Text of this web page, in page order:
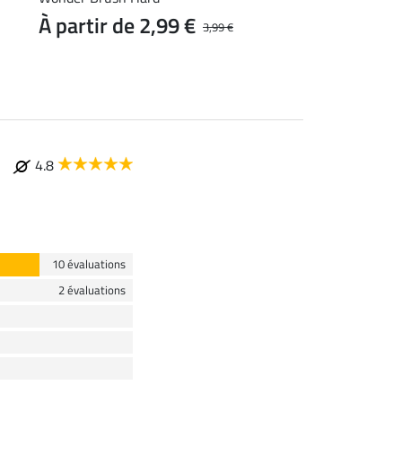
3,99 €
À partir de 2,99 €
4.8
10 évaluations
2 évaluations